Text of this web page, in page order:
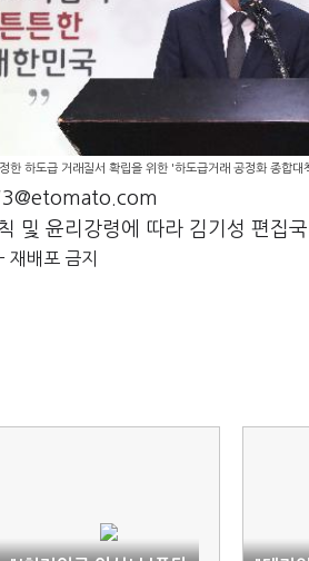
한 하도급 거래질서 확립을 위한 '하도급거래 공정화 종합
및 윤리강령에 따라 김기성 편집
배포 금지